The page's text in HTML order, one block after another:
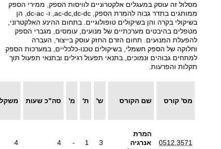
מסלול זה עוסק במעגלים אלקטרוניים לוויסות הספק, ממירי הספק
ממותגים בתדר גבוה להמרת הספק, ac-dc,dc-dc, ו- dc-ac, הן
בשיקולי בקרה והן בשיקולים טופולוגיים. בתחום ההינע האלקטרוני,
מטפלים בהיבטים מערכתיים של מנועים, עומסים, מגברי הספק
להפעלת המנועים. תחום הזרם החזק עוסק בייצור, העברה
וחלוקה של הספק חשמלי, בשיקולים טכנו-כלכליים, במערכות הספק
למתחים גבוהים ונמוכים, בתנאי תפעול רגילים ובתנאי תפעול תוך
תקלות והפרעות.
מס' קורס שם הקורס ש' ת' מ' סה"כ שעות משקל
0512.3571
המרת
אנרגיה
3
1
-
4
4